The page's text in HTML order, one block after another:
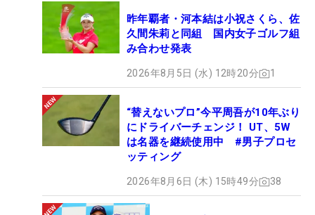
昨年覇者・河本結は小祝さくら、佐
久間朱莉と同組 国内女子ゴルフ組
み合わせ発表
2026年8月5日 (水) 12時20分 1
“替えないプロ”今平周吾が10年ぶり
にドライバーチェンジ！ UT、5W
は名器を継続使用中 #男子プロセ
ッティング
2026年8月6日 (木) 15時49分 38